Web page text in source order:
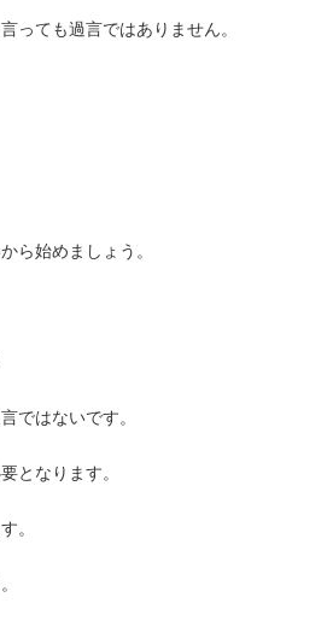
っても過言ではありません。
ら始めましょう。
ではないです。
となります。
。